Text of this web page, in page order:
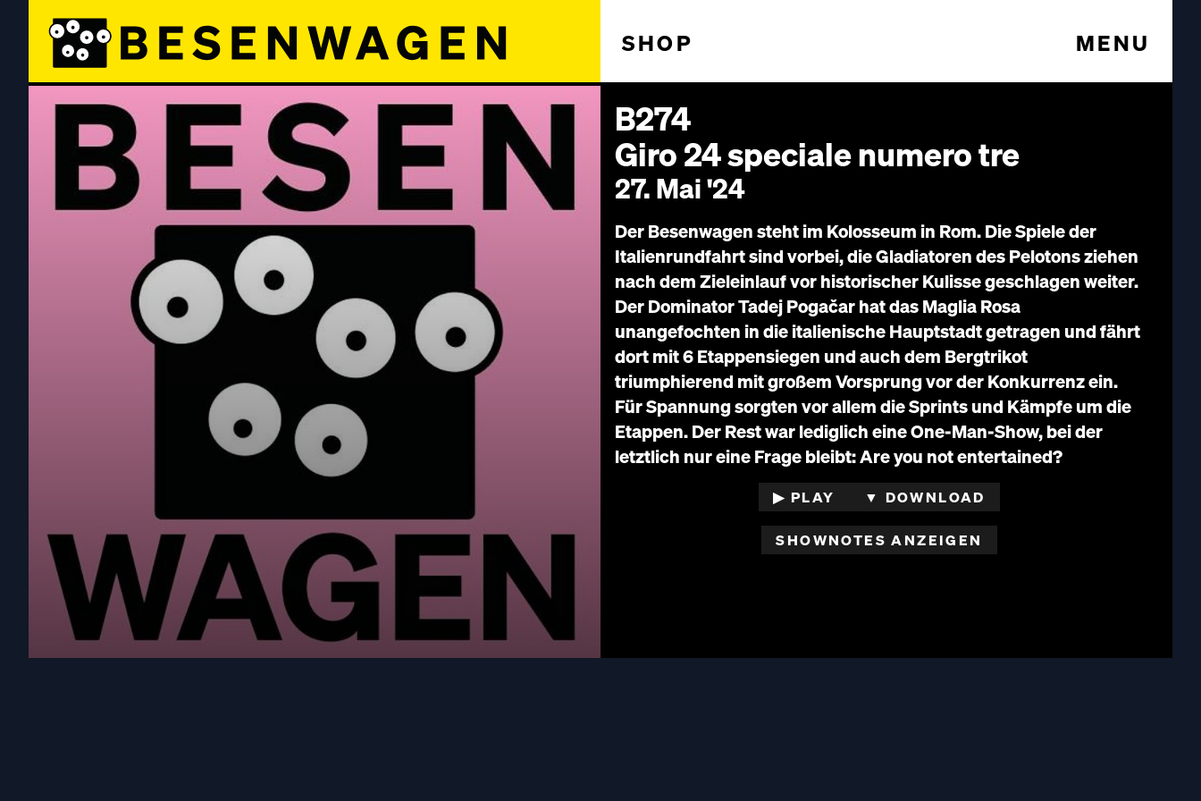
SHOP MENU
B274
Giro 24 speciale numero tre
27. Mai '24
Der Besenwagen steht im Kolosseum in Rom. Die Spiele der
Italienrundfahrt sind vorbei, die Gladiatoren des Pelotons ziehen
nach dem Zieleinlauf vor historischer Kulisse geschlagen weiter.
Der Dominator Tadej Pogačar hat das Maglia Rosa
unangefochten in die italienische Hauptstadt getragen und fährt
dort mit 6 Etappensiegen und auch dem Bergtrikot
triumphierend mit großem Vorsprung vor der Konkurrenz ein.
Für Spannung sorgten vor allem die Sprints und Kämpfe um die
Etappen. Der Rest war lediglich eine One-Man-Show, bei der
letztlich nur eine Frage bleibt: Are you not entertained?
▶︎ PLAY ▼ DOWNLOAD
SHOWNOTES ANZEIGEN